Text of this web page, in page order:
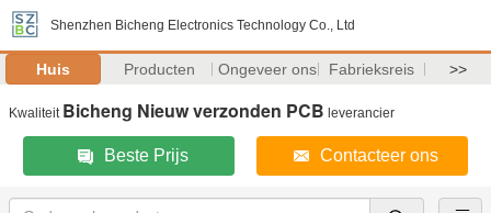
Shenzhen Bicheng Electronics Technology Co., Ltd
Huis Producten Ongeveer ons Fabrieksreis >>
Kwaliteit Bicheng Nieuw verzonden PCB leverancier
Beste Prijs Contacteer ons